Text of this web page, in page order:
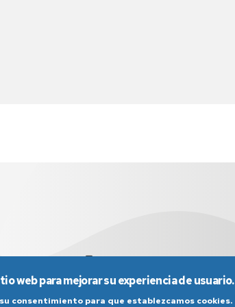
web para mejorar su experiencia de usuario.
consentimiento para que establezcamos cookies.